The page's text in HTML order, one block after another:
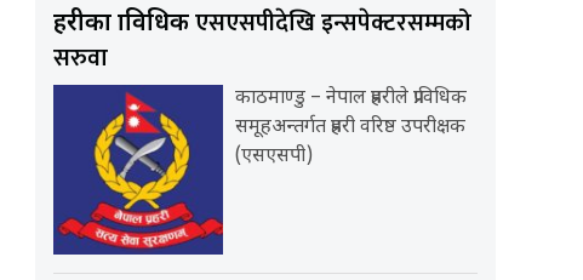
प्रहरीका प्राविधिकएसएसपीदेखि इन्सपेक्टरसम्मको
सरुवा
काठमाण्डु – नेपाल प्रहरीले प्राविधिक
समूहअन्तर्गत प्रहरी वरिष्ठ उपरीक्षक
(एसएसपी)